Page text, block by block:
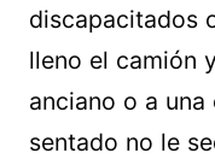
discapacitados
lleno el camión
anciano o a
sentado no le